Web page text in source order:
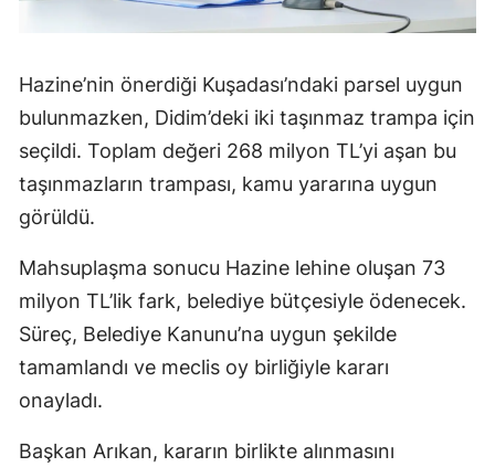
Hazine’nin önerdiği Kuşadası’ndaki parsel uygun
bulunmazken, Didim’deki iki taşınmaz trampa için
seçildi. Toplam değeri 268 milyon TL’yi aşan bu
taşınmazların trampası, kamu yararına uygun
görüldü.
Mahsuplaşma sonucu Hazine lehine oluşan 73
milyon TL’lik fark, belediye bütçesiyle ödenecek.
Süreç, Belediye Kanunu’na uygun şekilde
tamamlandı ve meclis oy birliğiyle kararı
onayladı.
Başkan Arıkan, kararın birlikte alınmasını